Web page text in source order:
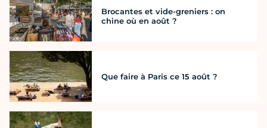
Brocantes et vide-greniers : on
chine où en août ?
Que faire à Paris ce 15 août ?